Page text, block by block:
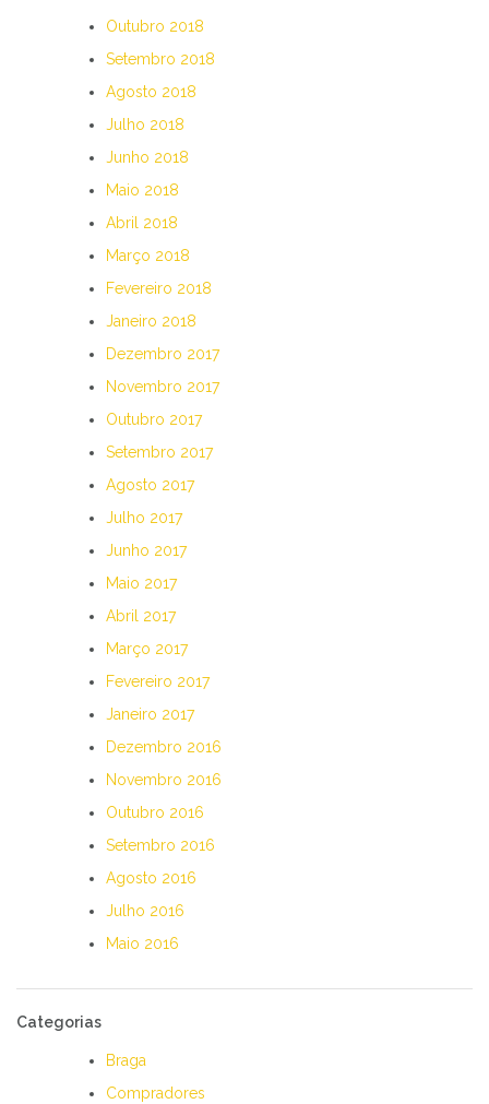
Outubro 2018
Setembro 2018
Agosto 2018
Julho 2018
Junho 2018
Maio 2018
Abril 2018
Março 2018
Fevereiro 2018
Janeiro 2018
Dezembro 2017
Novembro 2017
Outubro 2017
Setembro 2017
Agosto 2017
Julho 2017
Junho 2017
Maio 2017
Abril 2017
Março 2017
Fevereiro 2017
Janeiro 2017
Dezembro 2016
Novembro 2016
Outubro 2016
Setembro 2016
Agosto 2016
Julho 2016
Maio 2016
Categorias
Braga
Compradores